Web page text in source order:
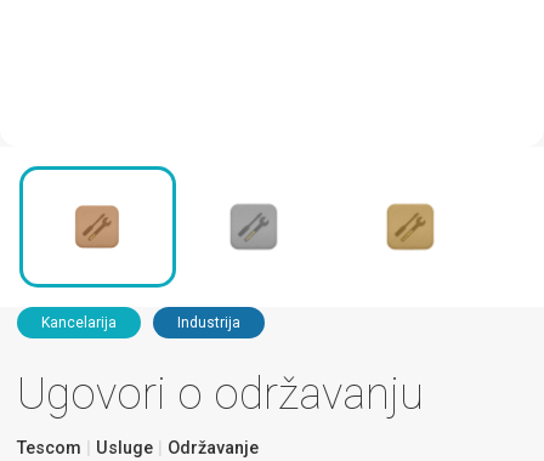
Kancelarija Industrija
Ugovori o održavanju
Tescom Usluge Održavanje